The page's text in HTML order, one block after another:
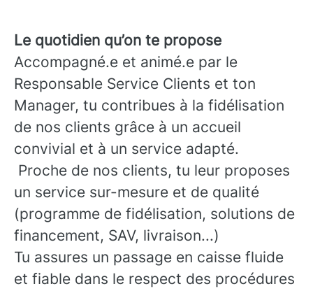
Le quotidien qu’on te propose
Accompagné.e et animé.e par le
Responsable Service Clients et ton
Manager, tu contribues à la fidélisation
de nos clients grâce à un accueil
convivial et à un service adapté.
Proche de nos clients, tu leur proposes
un service sur-mesure et de qualité
(programme de fidélisation, solutions de
financement, SAV, livraison...)
Tu assures un passage en caisse fluide
et fiable dans le respect des procédures